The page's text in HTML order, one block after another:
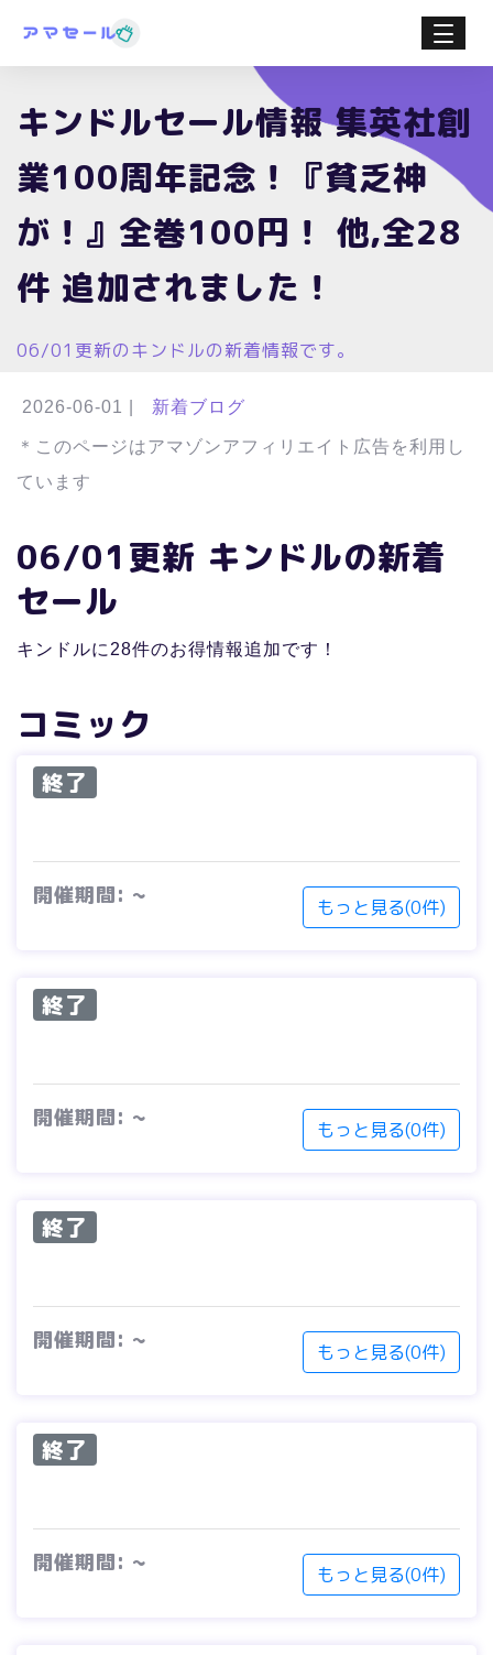
キンドルセール情報 集英社創
業100周年記念！『貧乏神
が！』全巻100円！ 他,全28
件 追加されました！
06/01更新のキンドルの新着情報です。
2026-06-01 新着ブログ
＊このページはアマゾンアフィリエイト広告を利用し
ています
06/01更新 キンドルの新着
セール
キンドルに28件のお得情報追加です！
コミック
終了
開催期間: ~ もっと見る(0件)
終了
開催期間: ~ もっと見る(0件)
終了
開催期間: ~ もっと見る(0件)
終了
開催期間: ~ もっと見る(0件)